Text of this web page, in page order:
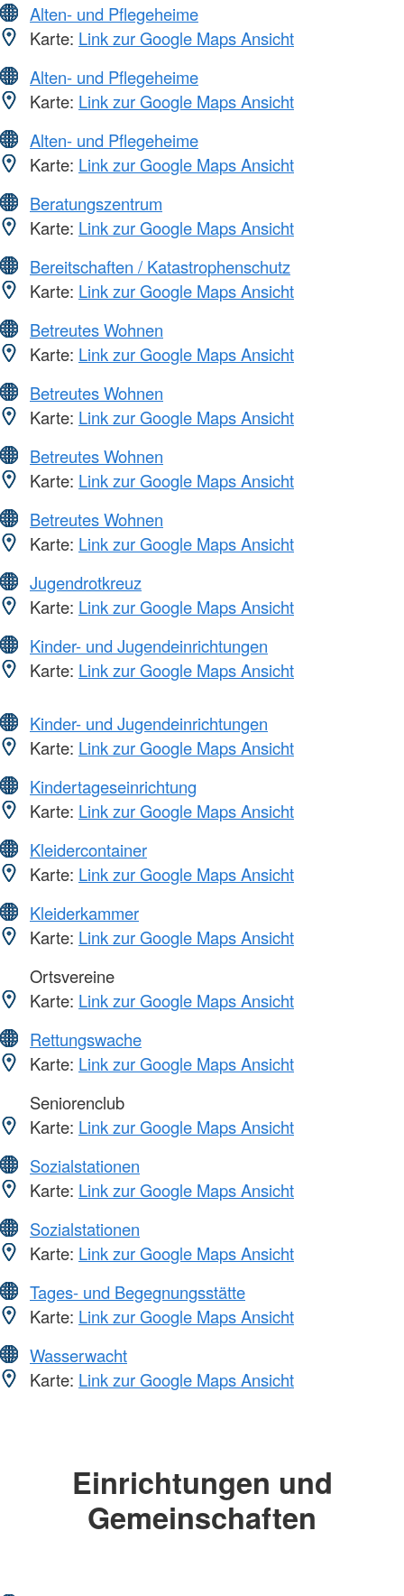
Alten- und Pflegeheime
Karte: Link zur Google Maps Ansicht
Alten- und Pflegeheime
Karte: Link zur Google Maps Ansicht
Alten- und Pflegeheime
Karte: Link zur Google Maps Ansicht
Beratungszentrum
Karte: Link zur Google Maps Ansicht
Bereitschaften / Katastrophenschutz
Karte: Link zur Google Maps Ansicht
Betreutes Wohnen
Karte: Link zur Google Maps Ansicht
Betreutes Wohnen
Karte: Link zur Google Maps Ansicht
Betreutes Wohnen
Karte: Link zur Google Maps Ansicht
Betreutes Wohnen
Karte: Link zur Google Maps Ansicht
Jugendrotkreuz
Karte: Link zur Google Maps Ansicht
Kinder- und Jugendeinrichtungen
Karte: Link zur Google Maps Ansicht
Kinder- und Jugendeinrichtungen
Karte: Link zur Google Maps Ansicht
Kindertageseinrichtung
Karte: Link zur Google Maps Ansicht
Kleidercontainer
Karte: Link zur Google Maps Ansicht
Kleiderkammer
Karte: Link zur Google Maps Ansicht
Ortsvereine
Karte: Link zur Google Maps Ansicht
Rettungswache
Karte: Link zur Google Maps Ansicht
Seniorenclub
Karte: Link zur Google Maps Ansicht
Sozialstationen
Karte: Link zur Google Maps Ansicht
Sozialstationen
Karte: Link zur Google Maps Ansicht
Tages- und Begegnungsstätte
Karte: Link zur Google Maps Ansicht
Wasserwacht
Karte: Link zur Google Maps Ansicht
Einrichtungen und
Gemeinschaften